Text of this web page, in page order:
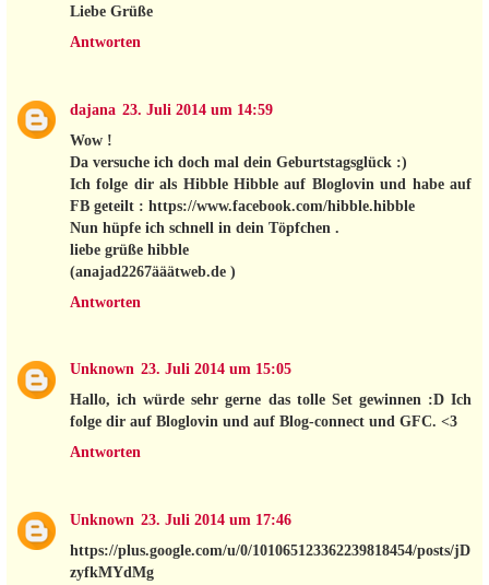
Liebe Grüße
Antworten
dajana 23. Juli 2014 um 14:59
Wow !
Da versuche ich doch mal dein Geburtstagsglück :)
Ich folge dir als Hibble Hibble auf Bloglovin und habe auf
FB geteilt : https://www.facebook.com/hibble.hibble
Nun hüpfe ich schnell in dein Töpfchen .
liebe grüße hibble
(anajad2267ääätweb.de )
Antworten
Unknown 23. Juli 2014 um 15:05
Hallo, ich würde sehr gerne das tolle Set gewinnen :D Ich
folge dir auf Bloglovin und auf Blog-connect und GFC. <3
Antworten
Unknown 23. Juli 2014 um 17:46
https://plus.google.com/u/0/101065123362239818454/posts/jD
zyfkMYdMg